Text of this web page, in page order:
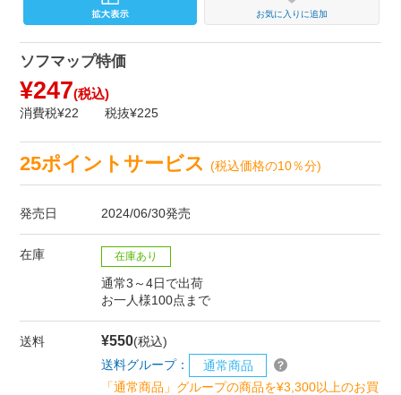
お気に入りに追加
ソフマップ特価
¥247(税込)
消費税¥22 税抜¥225
25ポイントサービス(税込価格の10％分)
発売日 2024/06/30発売
在庫 在庫あり
通常3～4日で出荷
お一人様100点まで
送料 ¥550(税込)
送料グループ：
通常商品
「通常商品」グループの商品を¥3,300以上のお買